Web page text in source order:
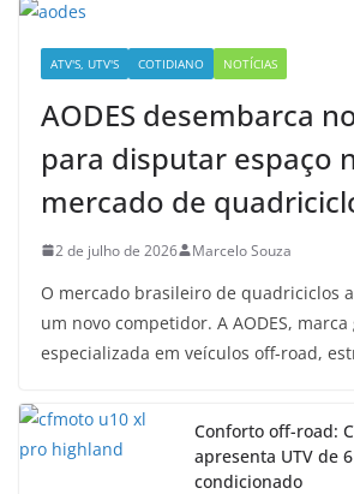
ATV'S, UTV'S COTIDIANO NOTÍCIAS
AODES desembarca
para disputar espaço
mercado de
2 de julho de 2026 Marcelo Souza
O mercado brasileiro de quadriciclos
um novo competidor. A AODES, marca
especializada em veículos off-road,
Conforto off-road:
apresenta UTV de
condicionado